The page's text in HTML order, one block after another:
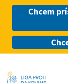
Chcem